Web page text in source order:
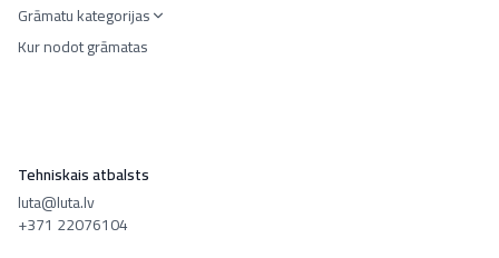
Grāmatu kategorijas
Kur nodot grāmatas
Tehniskais atbalsts
luta@luta.lv
+371 22076104